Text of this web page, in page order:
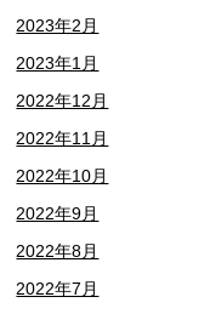
2023年2月
2023年1月
2022年12月
2022年11月
2022年10月
2022年9月
2022年8月
2022年7月